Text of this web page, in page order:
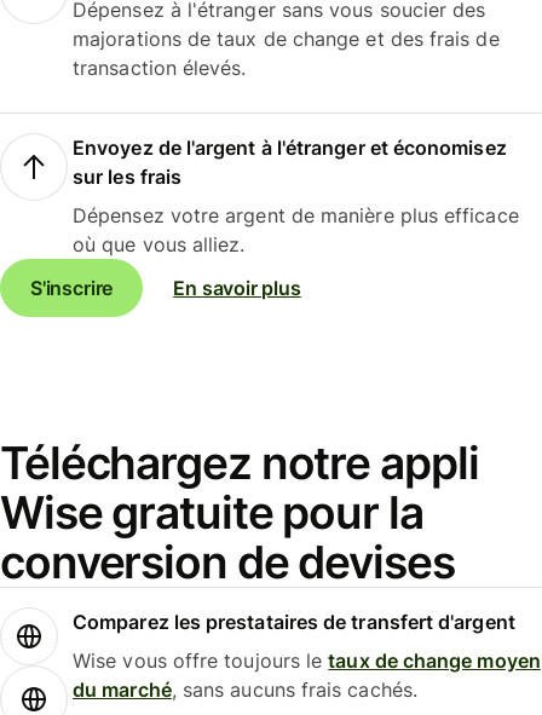
Dépensez à l'étranger sans vous soucier des
majorations de taux de change et des frais de
transaction élevés.
Envoyez de l'argent à l'étranger et économisez
sur les frais
Dépensez votre argent de manière plus efficace
où que vous alliez.
S'inscrire
En savoir plus
Téléchargez notre appli
Wise gratuite pour la
conversion de devises
Comparez les prestataires de transfert d'argent
Wise vous offre toujours letaux de change moyen
du marché, sans aucuns frais cachés.